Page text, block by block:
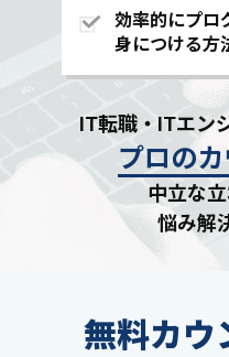
効率的にプロ
身につける方
IT転職・ITエン
プロの
中立な
悩み解
無料カウ